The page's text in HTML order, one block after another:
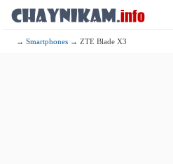
→Smartphones → ZTE Blade X3